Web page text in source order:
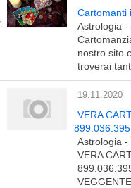
Cartomanti
Astrologia -
nostro sito
troverai
19.11.2020
VERA
899.036.395
Astrologia -
VERA